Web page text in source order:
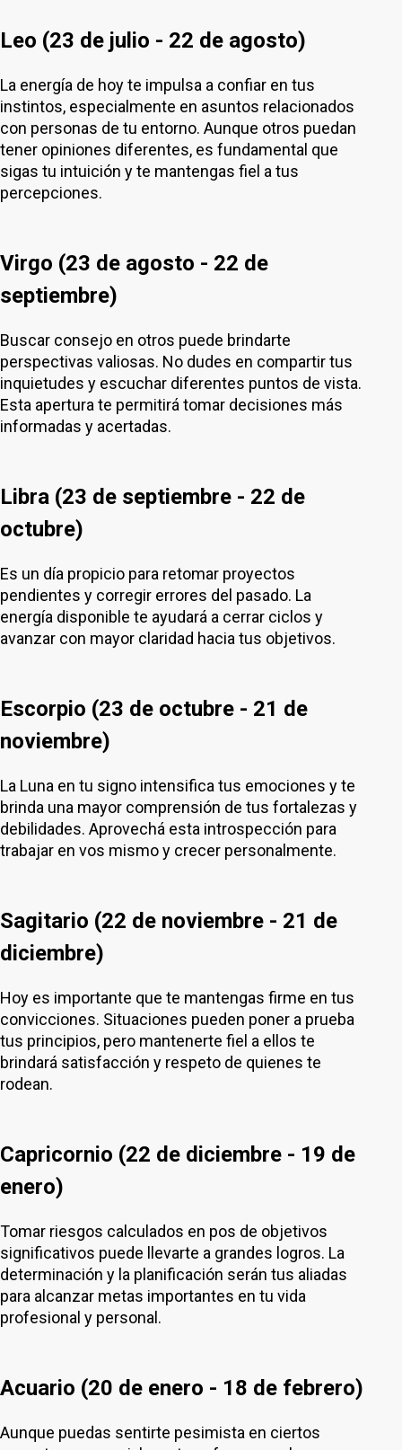
Leo (23 de julio - 22 de agosto)
La energía de hoy te impulsa a confiar en tus
instintos, especialmente en asuntos relacionados
con personas de tu entorno. Aunque otros puedan
tener opiniones diferentes, es fundamental que
sigas tu intuición y te mantengas fiel a tus
percepciones.
Virgo (23 de agosto - 22 de
septiembre)
Buscar consejo en otros puede brindarte
perspectivas valiosas. No dudes en compartir tus
inquietudes y escuchar diferentes puntos de vista.
Esta apertura te permitirá tomar decisiones más
informadas y acertadas.
Libra (23 de septiembre - 22 de
octubre)
Es un día propicio para retomar proyectos
pendientes y corregir errores del pasado. La
energía disponible te ayudará a cerrar ciclos y
avanzar con mayor claridad hacia tus objetivos.
Escorpio (23 de octubre - 21 de
noviembre)
La Luna en tu signo intensifica tus emociones y te
brinda una mayor comprensión de tus fortalezas y
debilidades. Aprovechá esta introspección para
trabajar en vos mismo y crecer personalmente.
Sagitario (22 de noviembre - 21 de
diciembre)
Hoy es importante que te mantengas firme en tus
convicciones. Situaciones pueden poner a prueba
tus principios, pero mantenerte fiel a ellos te
brindará satisfacción y respeto de quienes te
rodean.
Capricornio (22 de diciembre - 19 de
enero)
Tomar riesgos calculados en pos de objetivos
significativos puede llevarte a grandes logros. La
determinación y la planificación serán tus aliadas
para alcanzar metas importantes en tu vida
profesional y personal.
Acuario (20 de enero - 18 de febrero)
Aunque puedas sentirte pesimista en ciertos